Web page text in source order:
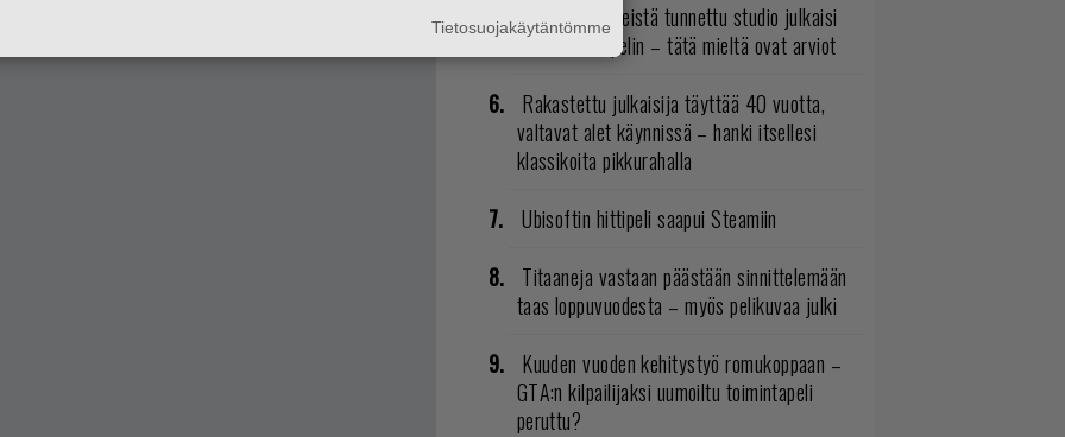
Pokémon-peleistä tunnettu studio julkaisi
toimintaroolipelin – tätä mieltä ovat arviot
Rakastettu julkaisija täyttää 40 vuotta,
valtavat alet käynnissä – hanki itsellesi
klassikoita pikkurahalla
Ubisoftin hittipeli saapui Steamiin
Titaaneja vastaan päästään sinnittelemään
taas loppuvuodesta – myös pelikuvaa julki
Kuuden vuoden kehitystyö romukoppaan –
GTA:n kilpailijaksi uumoiltu toimintapeli
peruttu?
Tietosuojakäytäntömme